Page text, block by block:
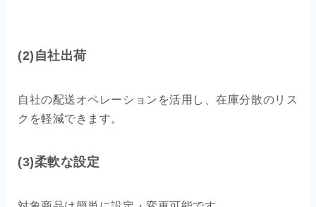
(2)自社出荷
自社の配送オペレーションを活用し、在庫分散のリス
クを軽減できます。
(3)柔軟な設定